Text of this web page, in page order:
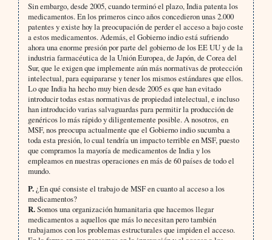
Sin embargo, desde 2005, cuando terminó el plazo, India patenta los
medicamentos. En los primeros cinco años concedieron unas 2.000
patentes y existe hoy la preocupación de perder el acceso a bajo coste
a estos medicamentos. Además, el Gobierno indio está sufriendo
ahora una enorme presión por parte del gobierno de los EE UU y de la
industria farmacéutica de la Unión Europea, de Japón, de Corea del
Sur, que le exigen que implemente aún más normativas de protección
intelectual, para equipararse y tener los mismos estándares que ellos.
Lo que India ha hecho muy bien desde 2005 es que han evitado
introducir todas estas normativas de propiedad intelectual, e incluso
han introducido varias salvaguardas para permitir la producción de
genéricos lo más rápido y diligentemente posible. A nosotros, en
MSF, nos preocupa actualmente que el Gobierno indio sucumba a
toda esta presión, lo cual tendría un impacto terrible en MSF, puesto
que compramos la mayoría de medicamentos de India y los
empleamos en nuestras operaciones en más de 60 países de todo el
mundo.
P.¿En qué consiste el trabajo de MSF en cuanto al acceso a los
medicamentos?
R.Somos una organización humanitaria que hacemos llegar
medicamentos a aquellos que más lo necesitan pero también
trabajamos con los problemas estructurales que impiden el acceso.